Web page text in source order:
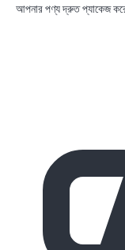
আপনার পণ্য দ্রুত প্যাকেজ করে